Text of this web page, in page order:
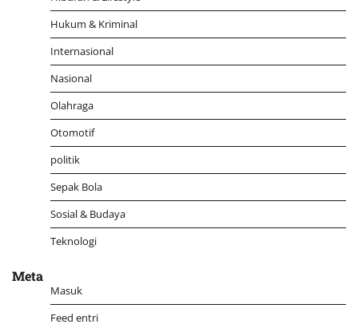
Hukum & Kriminal
Internasional
Nasional
Olahraga
Otomotif
politik
Sepak Bola
Sosial & Budaya
Teknologi
Meta
Masuk
Feed entri